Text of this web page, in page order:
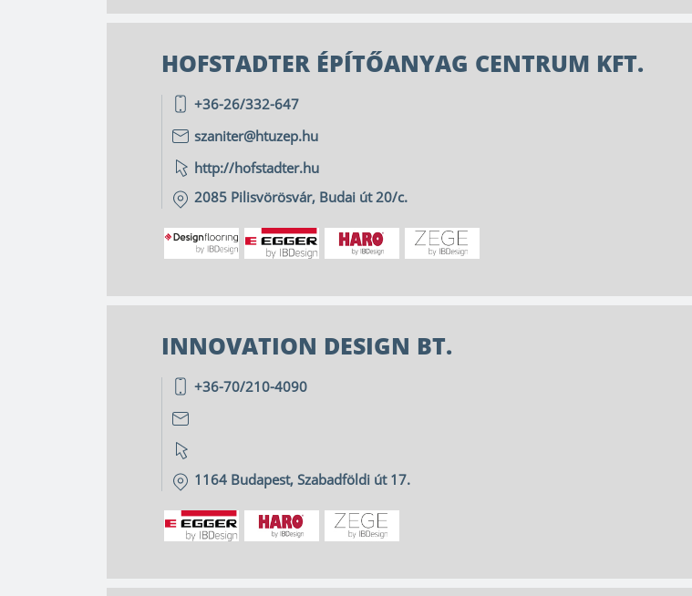
HOFSTADTER ÉPÍTŐANYAG CENTRUM KFT.
+36-26/332-647
szaniter@htuzep.hu
http://hofstadter.hu
2085 Pilisvörösvár, Budai út 20/c.
INNOVATION DESIGN BT.
+36-70/210-4090
1164 Budapest, Szabadföldi út 17.